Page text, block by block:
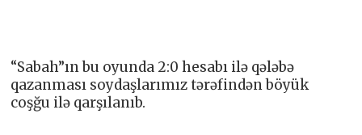
“Sabah”ın bu oyunda 2:0 hesabı ilə qələbə
qazanması soydaşlarımız tərəfindən böyük
coşğu ilə qarşılanıb.